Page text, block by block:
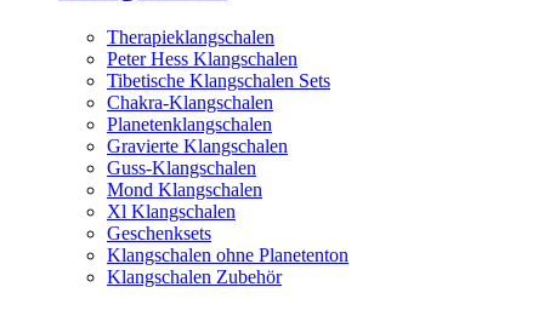
Therapieklangschalen
Peter Hess Klangschalen
Tibetische Klangschalen Sets
Chakra-Klangschalen
Planetenklangschalen
Gravierte Klangschalen
Guss-Klangschalen
Mond Klangschalen
Xl Klangschalen
Geschenksets
Klangschalen ohne Planetenton
Klangschalen Zubehör